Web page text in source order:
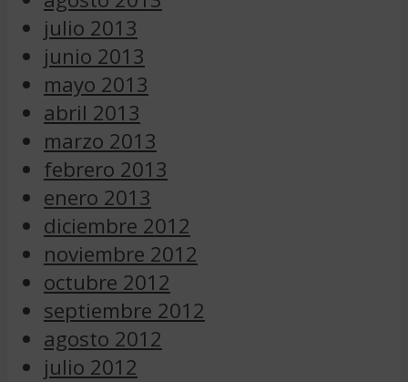
julio 2013
junio 2013
mayo 2013
abril 2013
marzo 2013
febrero 2013
enero 2013
diciembre 2012
noviembre 2012
octubre 2012
septiembre 2012
agosto 2012
julio 2012